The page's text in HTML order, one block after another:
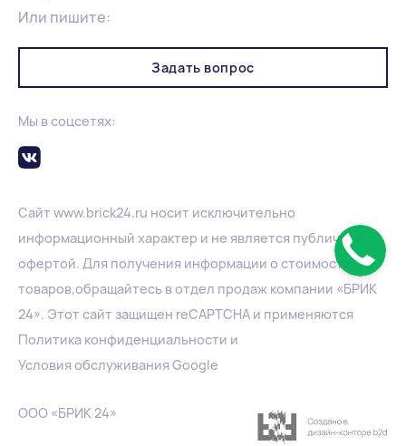
Или пишите:
Задать вопрос
Мы в соцсетях:
Сайт www.brick24.ru носит исключительно
информационный характер и не является публичной
офертой. Для получения информации о стоимости
товаров,обращайтесь в отдел продаж компании «БРИК
24». Этот сайт защищен reCAPTCHA и применяются
Политика конфиденциальности и
Условия обслуживания Google
ООО «БРИК 24»